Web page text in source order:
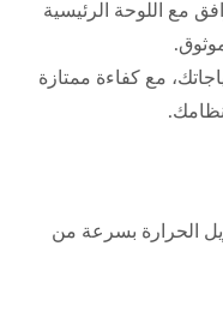
× 25.4 مم، متوافق مع اللوحة الرئيسية
مع كفاءة ممتازة
نظامك.
الحرارة بسرعة من